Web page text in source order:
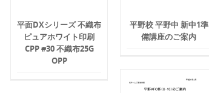
平面DXシリーズ 不織布
ピュアホワイト印刷
CPP #30 不織布25G
OPP
平野校 平野中 新中1準
備講座のご案内